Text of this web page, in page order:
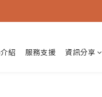
紹 服務支援 資訊分享